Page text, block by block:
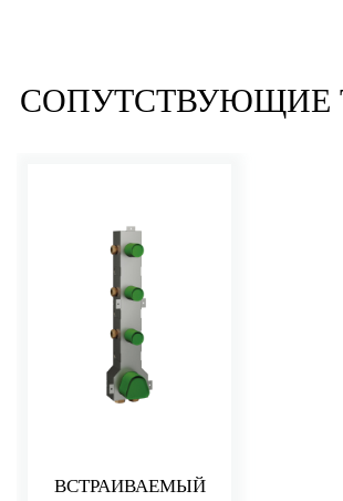
СОПУТСТВУЮЩИЕ
ВСТРАИВАЕМЫЙ